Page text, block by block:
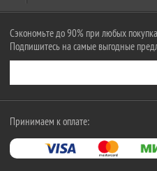
Сэкономьте до 90% при любых
Подпишитесь на самые выгодные
Принимаем к оплате: